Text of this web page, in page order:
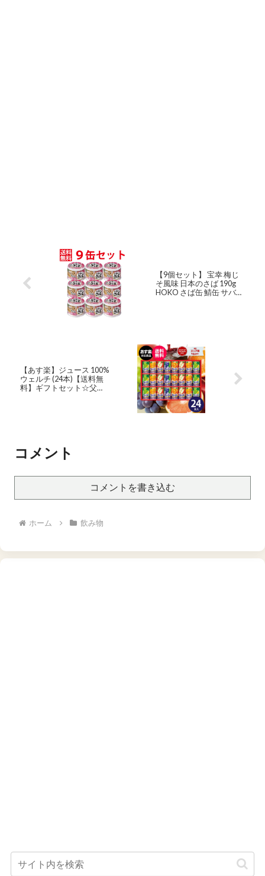
【9個セット】 宝幸 梅じ
そ風味 日本のさば 190g
HOKO さば缶 鯖缶 サバ缶
【あす楽】ジュース 100%
ウェルチ (24本)【送料無
料】ギフトセット☆父の
い返し お供え 誕生日
コメント
コメントを書き込む
ホーム 飲み物